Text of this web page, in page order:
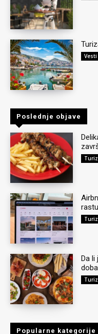
Vesti
Poslednje objave
Da
Popularne kategorije